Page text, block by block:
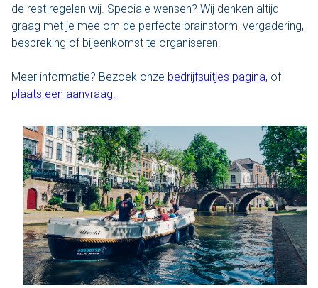
Varen & Borrel
Varen & Tapas
Varen & Lunch
Varen door Utrecht
Onze sloepen
Contact
Werken bij Sloep Huren Utrecht
Nu aanvragen
de rest regelen wij. Speciale wensen? Wij denken altijd
graag met je mee om de perfecte brainstorm, vergadering,
bespreking of bijeenkomst te organiseren.
Meer informatie? Bezoek onze bedrijfsuitjes pagina, of
plaats een aanvraag.